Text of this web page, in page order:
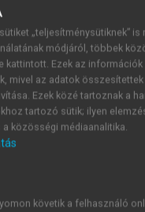
után a
„teljesítménysütiknek”
módjáról, többek
kattintott. Ezek az
mivel az adatok
Ezek közé tartoznak a
tartozó sütik; ilyen
a közösségi médiaanalitika.
követik a felhasználó